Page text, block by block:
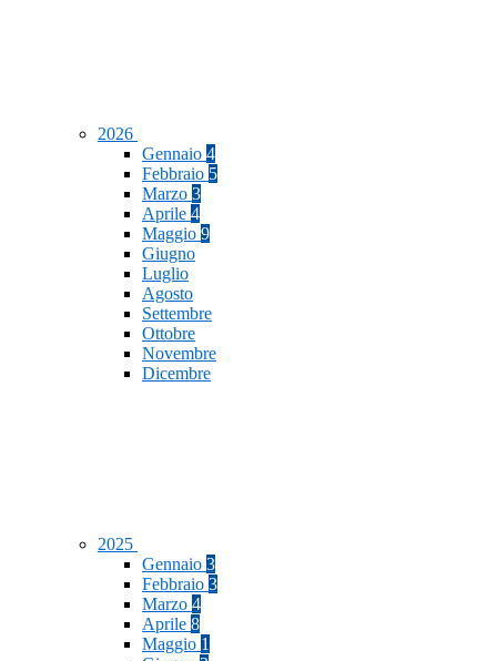
2026
Gennaio 4
Febbraio 5
Marzo 3
Aprile 4
Maggio 9
Giugno
Luglio
Agosto
Settembre
Ottobre
Novembre
Dicembre
2025
Gennaio 3
Febbraio 3
Marzo 4
Aprile 8
Maggio 1